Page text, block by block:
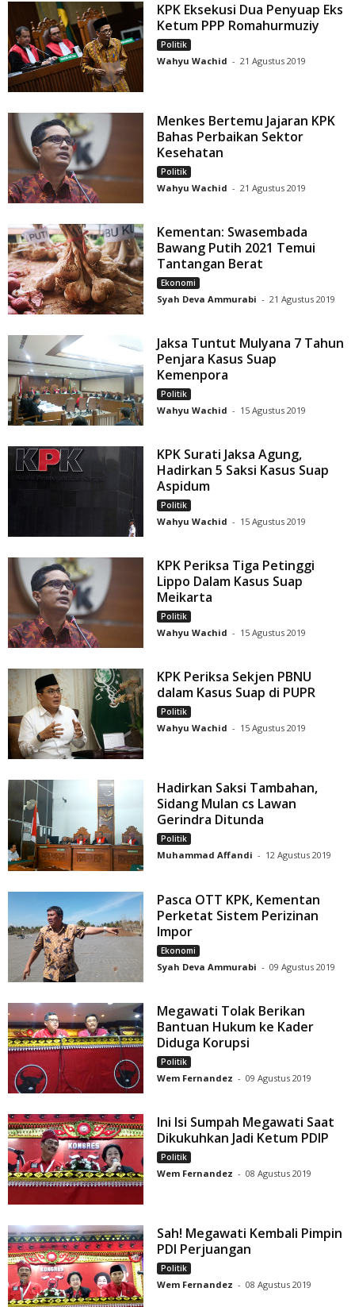
KPK Eksekusi Dua Penyuap Eks
Ketum PPP Romahurmuziy
Politik
Wahyu Wachid - 21 Agustus 2019
Menkes Bertemu Jajaran KPK
Bahas Perbaikan Sektor
Kesehatan
Politik
Wahyu Wachid - 21 Agustus 2019
Kementan: Swasembada
Bawang Putih 2021 Temui
Tantangan Berat
Ekonomi
Syah Deva Ammurabi - 21 Agustus 2019
Jaksa Tuntut Mulyana 7 Tahun
Penjara Kasus Suap
Kemenpora
Politik
Wahyu Wachid - 15 Agustus 2019
KPK Surati Jaksa Agung,
Hadirkan 5 Saksi Kasus Suap
Aspidum
Politik
Wahyu Wachid - 15 Agustus 2019
KPK Periksa Tiga Petinggi
Lippo Dalam Kasus Suap
Meikarta
Politik
Wahyu Wachid - 15 Agustus 2019
KPK Periksa Sekjen PBNU
dalam Kasus Suap di PUPR
Politik
Wahyu Wachid - 15 Agustus 2019
Hadirkan Saksi Tambahan,
Sidang Mulan cs Lawan
Gerindra Ditunda
Politik
Muhammad Affandi - 12 Agustus 2019
Pasca OTT KPK, Kementan
Perketat Sistem Perizinan
Impor
Ekonomi
Syah Deva Ammurabi - 09 Agustus 2019
Megawati Tolak Berikan
Bantuan Hukum ke Kader
Diduga Korupsi
Politik
Wem Fernandez - 09 Agustus 2019
Ini Isi Sumpah Megawati Saat
Dikukuhkan Jadi Ketum PDIP
Politik
Wem Fernandez - 08 Agustus 2019
Sah! Megawati Kembali Pimpin
PDI Perjuangan
Politik
Wem Fernandez - 08 Agustus 2019